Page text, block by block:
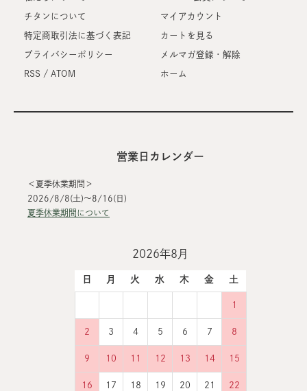
チタンについて
特定商取引法に基づく表記
プライバシーポリシー
RSS / ATOM
マイアカウント
カートを見る
メルマガ登録・解除
ホーム
営業日カレンダー
＜夏季休業期間＞
2026/8/8(土)～8/16(日)
夏季休業期間について
2026年8月
日 月 火 水 木 金 土
1
2 3 4 5 6 7 8
9 10 11 12 13 14 15
16 17 18 19 20 21 22